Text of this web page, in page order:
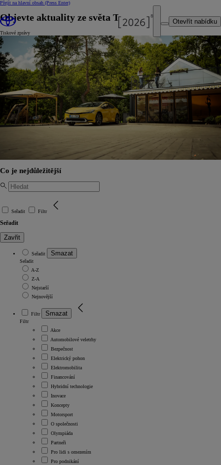
Přejít na hlavní obsah (Press Enter)
Otevřít nabídku
Objevte aktuality ze světa Toyota
Tiskové zprávy
Co je nejdůležitější
Seřadit Filtr
Seřadit
Zavřit
Seřadit Smazat
Seřadit
A-Z
Z-A
Nejstarší
Nejnovější
Filtr Smazat
Filtr
Akce
Automobilové veletrhy
Bezpečnost
Elektrický pohon
Elektromobilita
Financování
Hybridní technologie
Inovace
Koncepty
Motorsport
O společnosti
Olympiáda
Partneři
Pro lidi s omezením
Pro podnikání